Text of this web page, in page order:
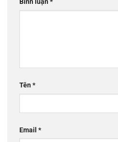
Bình luận*
Tên*
Email *